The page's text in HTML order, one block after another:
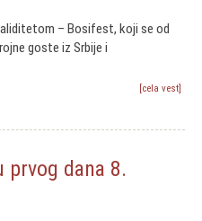
– Bosifest, koji se od
goste iz Srbije i
[cela vest]
prvog dana 8.